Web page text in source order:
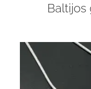
Baltijos